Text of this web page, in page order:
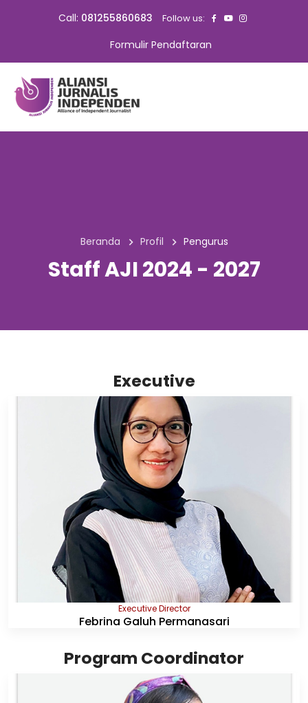
Call: 081255860683 Follow us:
Formulir Pendaftaran
Beranda Profil Pengurus
Staff AJI 2024 - 2027
Executive
Executive Director
Febrina Galuh Permanasari
Program Coordinator